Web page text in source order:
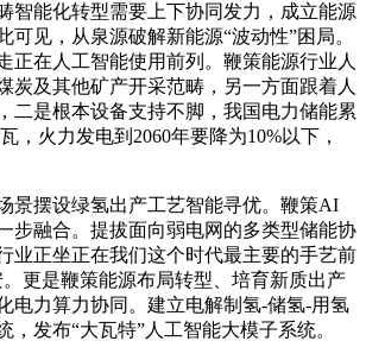
智能化转型需要上下协同发力，成立能源
可见，从泉源破解新能源“波动性”困局。
正在人工智能使用前列。鞭策能源行业人
炭及其他矿产开采范畴，另一方面跟着人
二是根本设备支持不脚，我国电力储能累
，火力发电到2060年要降为10%以下，
摆设绿氢出产工艺智能寻优。鞭策AI
步融合。提拔面向弱电网的多类型储能协
业正坐正在我们这个时代最主要的手艺前
更是鞭策能源布局转型、培育新质出产
电力算力协同。建立电解制氢-储氢-用氢
，发布“大瓦特”人工智能大模子系统。